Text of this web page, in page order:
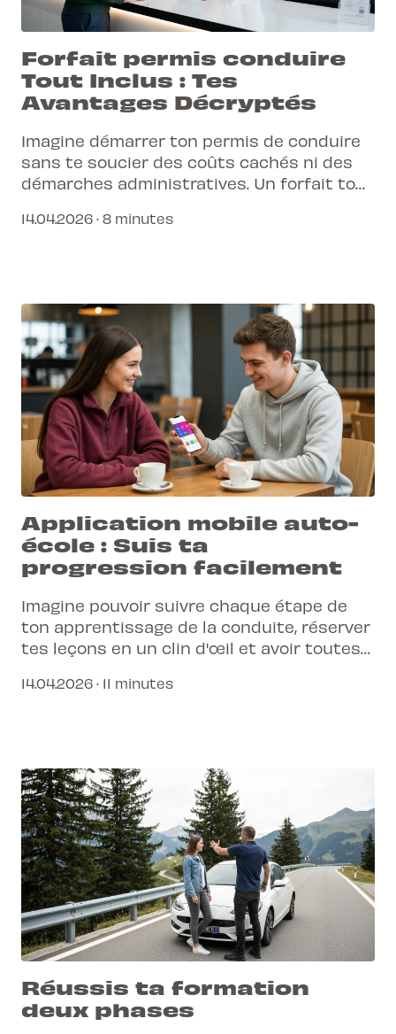
Forfait permis conduire
Tout Inclus : Tes
Avantages Décryptés
Imagine démarrer ton permis de conduire
sans te soucier des coûts cachés ni des
démarches administratives. Un forfait tout
sereine et efficace.
14.04.2026 · 8 minutes
Application mobile auto-
école : Suis ta
progression facilement
Imagine pouvoir suivre chaque étape de
ton apprentissage de la conduite, réserver
tes leçons en un clin d'œil et avoir toutes
main. C'est désormais possible avec notre
14.04.2026 · 11 minutes
Réussis ta formation
deux phases